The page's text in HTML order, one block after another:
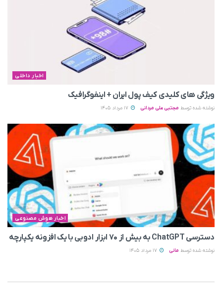
اخبار داخلی
ویژگی های کلیدی کیف پول ایران + اینفوگرافیک
نوشته شده توسط مجتبی علی مردانی
اخبار هوش مصنوعی
دسترسی ChatGPT به بیش از ۷۰ ابزار ادوبی با یک افزونه یکپارچه
نوشته شده توسط مانی